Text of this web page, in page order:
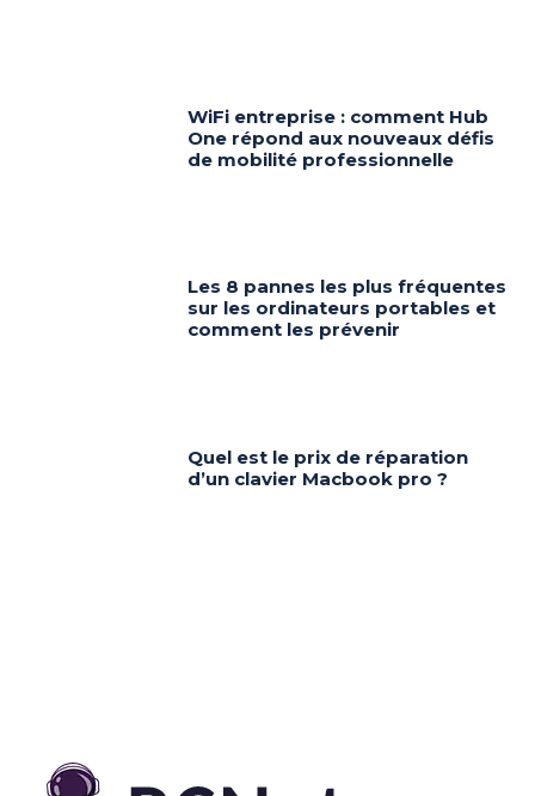
WiFi entreprise : comment Hub
One répond aux nouveaux défis
de mobilité professionnelle
Les 8 pannes les plus fréquentes
sur les ordinateurs portables et
comment les prévenir
Quel est le prix de réparation
d’un clavier Macbook pro ?